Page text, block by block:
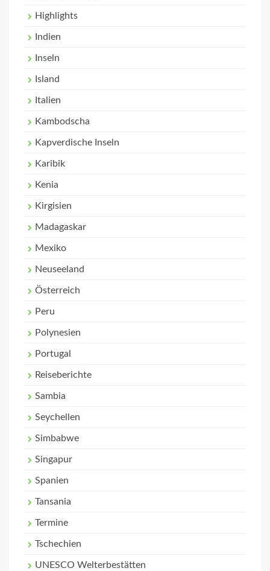
Highlights
Indien
Inseln
Island
Italien
Kambodscha
Kapverdische Inseln
Karibik
Kenia
Kirgisien
Madagaskar
Mexiko
Neuseeland
Österreich
Peru
Polynesien
Portugal
Reiseberichte
Sambia
Seychellen
Simbabwe
Singapur
Spanien
Tansania
Termine
Tschechien
UNESCO Welterbestätten